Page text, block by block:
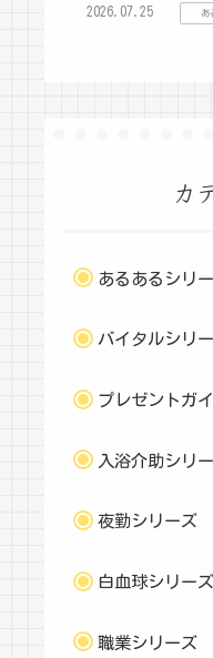
2026.07.25 あ
カ
あるあるシリ
バイタルシリ
プレゼントガ
入浴介助シリ
夜勤シリーズ
白血球シリーズ
職業シリーズ